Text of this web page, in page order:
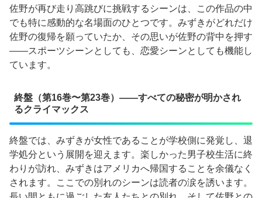
佐野が再び走り高跳びに挑戦するシーンは、この作品の中
でも特に感動的な名場面のひとつです。みずきがどれだけ
佐野の復帰を願っていたか、その思いが佐野の背中を押す
——スポーツシーンとしても、恋愛シーンとしても機能し
ています。
終盤（第16巻〜第23巻）——すべての秘密が明かされ
るクライマックス
終盤では、みずきが女性であることが学校側に発覚し、退
学処分という展開を迎えます。楽しかった男子校生活に終
わりが訪れ、みずきはアメリカへ帰国することを余儀なく
されます。ここでの別れのシーンは読者の涙を誘います。